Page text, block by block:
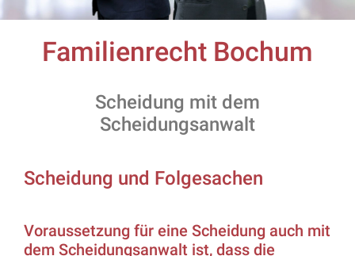
Familienrecht Bochum
Scheidung mit dem
Scheidungsanwalt
Scheidung und Folgesachen
Voraussetzung für eine Scheidung auch mit
dem Scheidungsanwalt ist, dass die